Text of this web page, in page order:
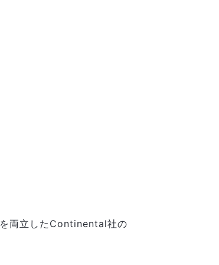
を両立したContinental社の